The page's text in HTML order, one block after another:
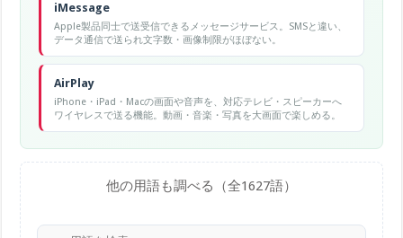
iMessage
Apple製品同士で送受信できるメッセージサービス。SMSと違い、
データ通信で送られ文字数・画像制限がほぼない。
AirPlay
iPhone・iPad・Macの画面や音声を、対応テレビ・スピーカーへ
ワイヤレスで送る機能。動画・音楽・写真を大画面で楽しめる。
他の用語も調べる（全1627語）